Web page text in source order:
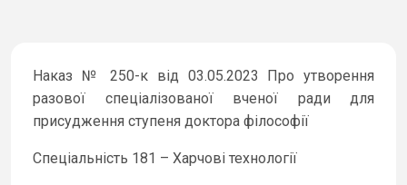
Наказ № 250-к від 03.05.2023 Про утворення
разової спеціалізованої вченої ради для
присудження ступеня доктора філософії
Спеціальність 181 – Харчові технології